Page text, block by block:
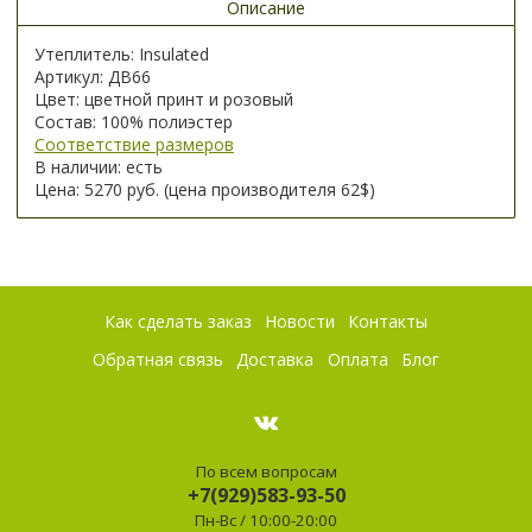
Описание
Утеплитель: Insulated
Артикул: ДВ66
Цвет: цветной принт и розовый
Состав: 100% полиэстер
Соответствие размеров
В наличии: есть
Цена: 5270 руб. (цена производителя 62$)
Как сделать заказ Новости
Контакты
Обратная связь
Доставка Оплата Блог
По всем вопросам
+7(929)583-93-50
Пн-Вс / 10:00-20:00